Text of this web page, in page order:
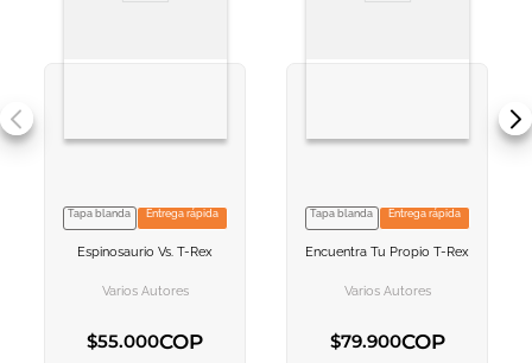
VER INFORMACION
Tapa blanda Entrega rápida
Espinosaurio Vs. T-Rex
Varios Autores
$55.000COP
VER INFORMACION
Tapa blanda Entrega rápida
Encuentra Tu Propio T-Rex
Varios Autores
$79.900COP